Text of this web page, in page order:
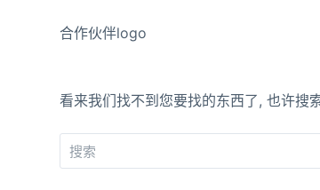
合作伙伴logo
看来我们找不到您要找的东西了, 也许搜